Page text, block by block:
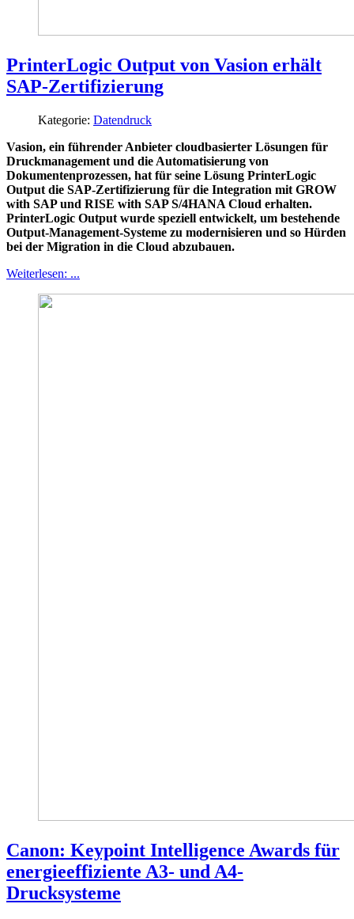
PrinterLogic Output von Vasion erhält
SAP-Zertifizierung
Kategorie: Datendruck
Vasion, ein führender Anbieter cloudbasierter Lösungen für
Druckmanagement und die Automatisierung von
Dokumentenprozessen, hat für seine Lösung PrinterLogic
Output die SAP-Zertifizierung für die Integration mit GROW
with SAP und RISE with SAP S/4HANA Cloud erhalten.
PrinterLogic Output wurde speziell entwickelt, um bestehende
Output-Management-Systeme zu modernisieren und so Hürden
bei der Migration in die Cloud abzubauen.
Weiterlesen: ...
Canon: Keypoint Intelligence Awards für
energieeffiziente A3- und A4-
Drucksysteme